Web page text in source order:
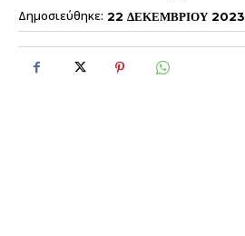
Δημοσιεύθηκε: 22 ΔΕΚΕΜΒΡΙΟΥ 2023